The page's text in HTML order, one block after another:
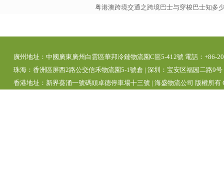
粤港澳跨境交通之跨境巴士与穿梭巴士知多
廣州地址：中國廣東廣州白雲區華邦冷鏈物流園C區5-412號 電話：+86-
珠海：香洲區屏西2路公交信禾物流園5-1號倉 | 深圳：宝安区福园二路9
香港地址：新界葵涌一號碼頭卓德停車場十三號 | 海盛物流公司 版權所有